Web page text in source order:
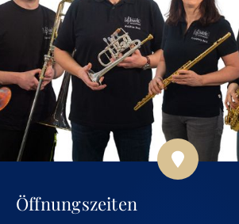
Öffnungszeiten